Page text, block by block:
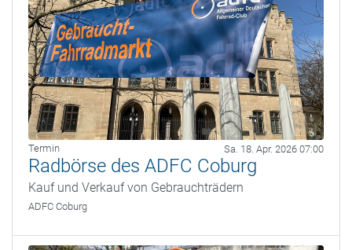
Termin Sa. 18. Apr. 2026 07:00
Radbörse des ADFC Coburg
Kauf und Verkauf von Gebrauchträdern
ADFC Coburg